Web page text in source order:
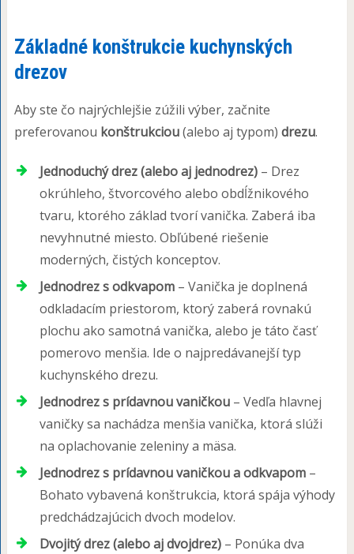
Základné konštrukcie kuchynských
drezov
Aby ste čo najrýchlejšie zúžili výber, začnite
preferovanou konštrukciou(alebo aj typom) drezu.
Jednoduchý drez (alebo aj jednodrez)– Drez
okrúhleho, štvorcového alebo obdĺžnikového
tvaru, ktorého základ tvorí vanička. Zaberá iba
nevyhnutné miesto. Obľúbené riešenie
moderných, čistých konceptov.
Jednodrez s odkvapom– Vanička je doplnená
odkladacím priestorom, ktorý zaberá rovnakú
plochu ako samotná vanička, alebo je táto časť
pomerovo menšia. Ide o najpredávanejší typ
kuchynského drezu.
Jednodrez s prídavnou vaničkou– Vedľa hlavnej
vaničky sa nachádza menšia vanička, ktorá slúži
na oplachovanie zeleniny a mäsa.
Jednodrez s prídavnou vaničkou a odkvapom–
Bohato vybavená konštrukcia, ktorá spája výhody
predchádzajúcich dvoch modelov.
Dvojitý drez (alebo aj dvojdrez)– Ponúka dva